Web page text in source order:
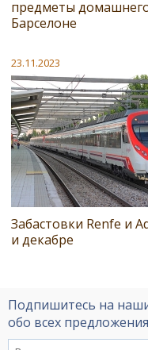
предметы
Барселоне
23.11.2023
Забастовки Renfe и
и декабре
Подпишитесь на
обо всех